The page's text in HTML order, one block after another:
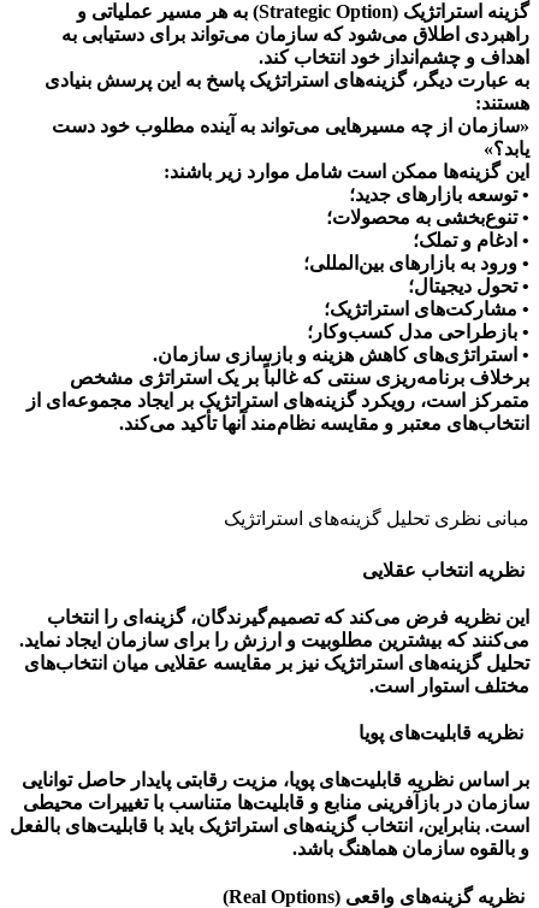
گزینه استراتژیک (Strategic Option) به هر مسیر عملیاتی و
راهبردی اطلاق می‌شود که سازمان می‌تواند برای دستیابی به
اهداف و چشم‌انداز خود انتخاب کند.
به عبارت دیگر، گزینه‌های استراتژیک پاسخ به این پرسش بنیادی
هستند:
«سازمان از چه مسیرهایی می‌تواند به آینده مطلوب خود دست
یابد؟»
این گزینه‌ها ممکن است شامل موارد زیر باشند:
• توسعه بازارهای جدید؛
• تنوع‌بخشی به محصولات؛
• ادغام و تملک؛
• ورود به بازارهای بین‌المللی؛
• تحول دیجیتال؛
• مشارکت‌های استراتژیک؛
• بازطراحی مدل کسب‌وکار؛
• استراتژی‌های کاهش هزینه و بازسازی سازمان.
برخلاف برنامه‌ریزی سنتی که غالباً بر یک استراتژی مشخص
متمرکز است، رویکرد گزینه‌های استراتژیک بر ایجاد مجموعه‌ای از
انتخاب‌های معتبر و مقایسه نظام‌مند آنها تأکید می‌کند.
مبانی نظری تحلیل گزینه‌های استراتژیک
نظریه انتخاب عقلایی
این نظریه فرض می‌کند که تصمیم‌گیرندگان، گزینه‌ای را انتخاب
می‌کنند که بیشترین مطلوبیت و ارزش را برای سازمان ایجاد نماید.
تحلیل گزینه‌های استراتژیک نیز بر مقایسه عقلایی میان انتخاب‌های
مختلف استوار است.
نظریه قابلیت‌های پویا
بر اساس نظریه قابلیت‌های پویا، مزیت رقابتی پایدار حاصل توانایی
سازمان در بازآفرینی منابع و قابلیت‌ها متناسب با تغییرات محیطی
است. بنابراین، انتخاب گزینه‌های استراتژیک باید با قابلیت‌های بالفعل
و بالقوه سازمان هماهنگ باشد.
نظریه گزینه‌های واقعی (Real Options)